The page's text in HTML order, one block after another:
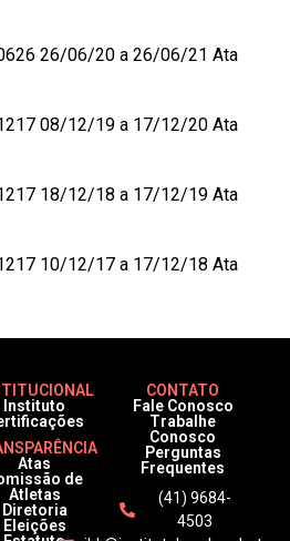
26/06/20 a 26/06/21 Ata
08/12/19 a 17/12/20 Ata
18/12/18 a 17/12/19 Ata
10/12/17 a 17/12/18 Ata
Instituto
Atas
de
Atletas
Diretoria
Eleições
CONTATO
Fale Conosco
Trabalhe
Conosco
Perguntas
Frequentes
(41) 9684-
4503